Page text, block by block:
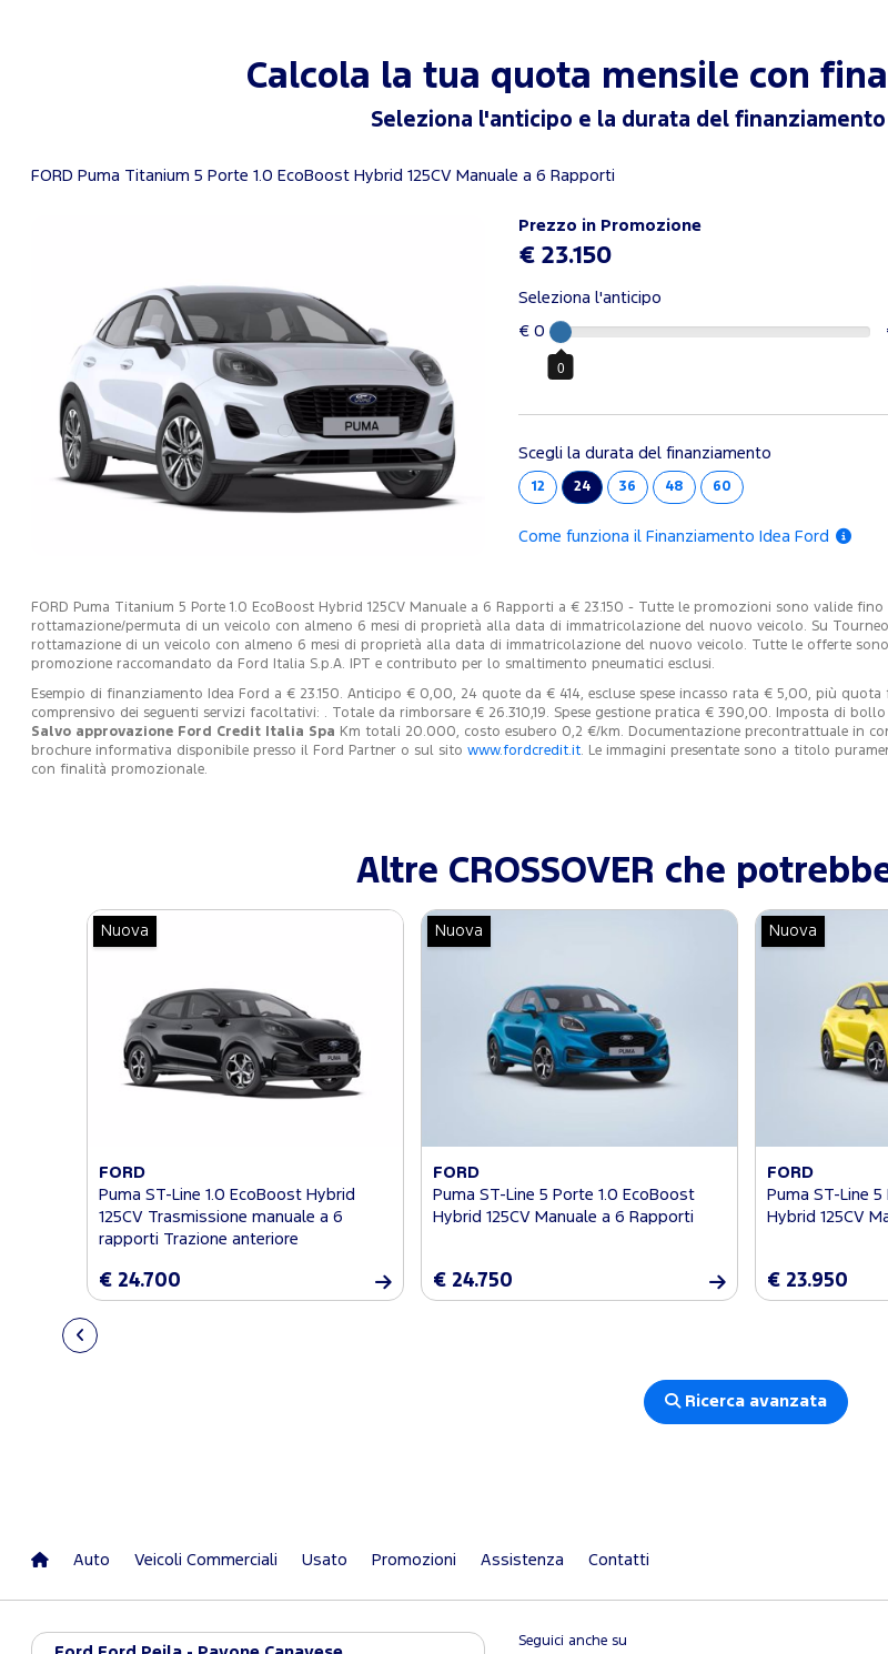
Calcola la tua quota mensile con
Seleziona l'anticipo e la durata del
FORD Puma Titanium 5 Porte 1.0 EcoBoost Hybrid 125CV Manuale a 6 Rapporti
Prezzo in Promozione
€ 23.150
Seleziona l'anticipo
€ 0
0
Scegli la durata del finanziamento
12 24 36 48 60
Come funziona il Finanziamento Idea Ford
FORD Puma Titanium 5 Porte 1.0 EcoBoost Hybrid 125CV Manuale a 6 Rapporti a € 23.150 - Tutte le promozioni sono valide
rottamazione/permuta di un veicolo con almeno 6 mesi di proprietà alla data di immatricolazione del nuovo veicolo. Su
rottamazione di un veicolo con almeno 6 mesi di proprietà alla data di immatricolazione del nuovo veicolo. Tutte le offerte
promozione raccomandato da Ford Italia S.p.A. IPT e contributo per lo smaltimento pneumatici esclusi.
Esempio di finanziamento Idea Ford a € 23.150. Anticipo € 0,00, 24 quote da € 414, escluse spese incasso rata € 5,00, più
comprensivo dei seguenti servizi facoltativi: . Totale da rimborsare € 26.310,19. Spese gestione pratica € 390,00. Imposta di
Salvo approvazione Ford Credit Italia Spa Km totali 20.000, costo esubero 0,2 €/km. Documentazione precontrattuale in
brochure informativa disponibile presso il Ford Partner o sul sito www.fordcredit.it . Le immagini presentate sono a titolo
con finalità promozionale.
Altre CROSSOVER che
Nuova
FORD
Puma ST-Line 1.0 EcoBoost Hybrid
125CV Trasmissione manuale a 6
rapporti Trazione anteriore
€ 24.700
Nuova
FORD
Puma ST-Line 5 Porte 1.0 EcoBoost
Hybrid 125CV Manuale a 6 Rapporti
€ 24.750
Nuova
FORD
Puma ST-Line
Hybrid 125CV
€ 23.950
Ricerca avanzata
Auto Veicoli Commerciali Usato Promozioni Assistenza Contatti
Seguici anche su